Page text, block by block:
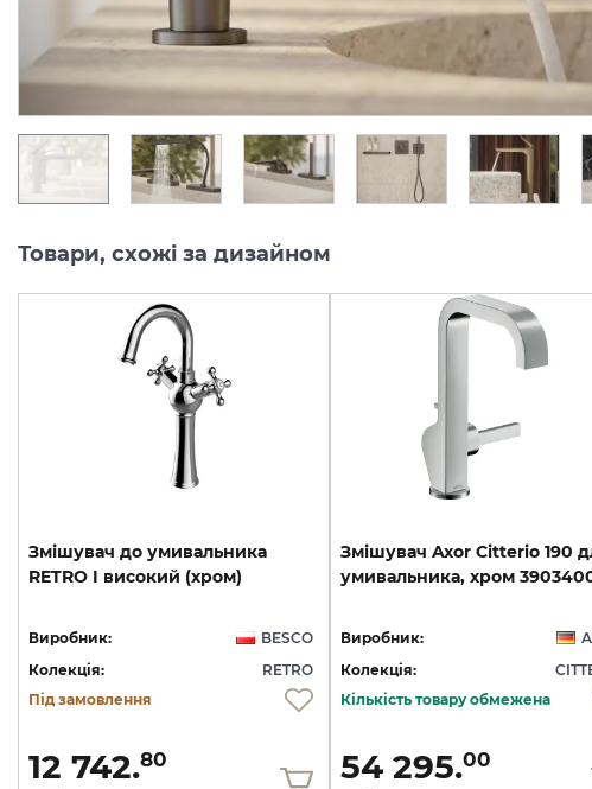
24 289.00 34 007.
грн/шт
Товари, схожі за дизайном
Змішувач до умивальника
RETRO I високий (хром)
Виробник:
BESCO
Колекція:
RETRO
Під замовлення
12 742.80
Змішувач Axor Citterio 190
умивальника, хром
Виробник:
Колекція:
Кількість товару обмежена
54 295.00